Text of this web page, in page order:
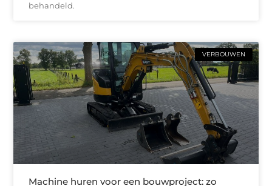
behandeld.
VERBOUWEN
Machine huren voor een bouwproject: zo